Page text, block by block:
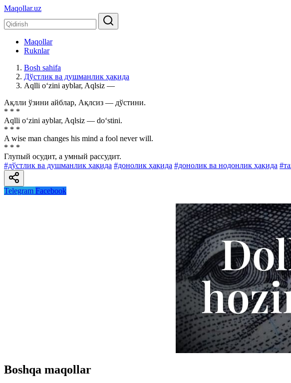
Maqollar.uz
Maqollar
Ruknlar
Bosh sahifa
Дўстлик ва душманлик ҳақида
Aqlli o‘zini ayblar, Aqlsiz —
Ақлли ўзини айблар, Ақлсиз — дўстини.
* * *
Aqlli o‘zini ayblar, Aqlsiz — do‘stini.
* * *
A wise man changes his mind a fool never will.
* * *
Глупый осудит, a умный рассудит.
#дўстлик ва душманлик ҳақида #донолик ҳақида #донолик ва нодонлик ҳақида
Telegram Facebook
Boshqa maqollar